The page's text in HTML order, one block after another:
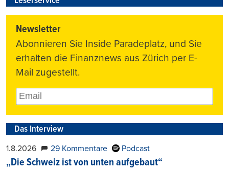
Newsletter
Abonnieren Sie Inside Paradeplatz, und Sie
erhalten die Finanznews aus Zürich per E-
Mail zugestellt.
Das Interview
1.8.2026 29 Kommentare Podcast
„Die Schweiz ist von unten aufgebaut“